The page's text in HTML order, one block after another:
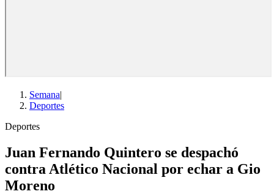
Semana|
Deportes
Deportes
Juan Fernando Quintero se despachó
contra Atlético Nacional por echar a Gio
Moreno